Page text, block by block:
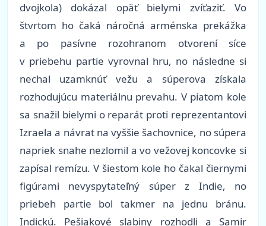
dvojkola) dokázal opäť bielymi zvíťaziť. Vo
štvrtom ho čaká náročná arménska prekážka
a po pasívne rozohranom otvorení síce
v priebehu partie vyrovnal hru, no následne si
nechal uzamknúť vežu a súperova získala
rozhodujúcu materiálnu prevahu. V piatom kole
sa snažil bielymi o reparát proti reprezentantovi
Izraela a návrat na vyššie šachovnice, no súpera
napriek snahe nezlomil a vo vežovej koncovke si
zapísal remízu. V šiestom kole ho čakal čiernymi
figúrami nevyspytateľný súper z Indie, no
priebeh partie bol takmer na jednu bránu.
Indickú. Pešiakové slabiny rozhodli a Samir